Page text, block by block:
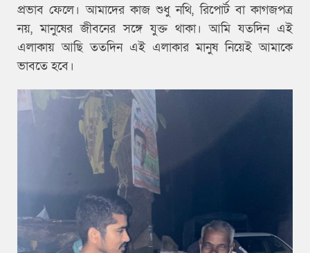
প্রভাব ফেলে। আমাদের কাজ শুধু নথি, রিপোর্ট বা কাগজপত্র
নয়, মানুষের জীবনের সঙ্গে যুক্ত থাকা। আমি যতদিন এই
এলাকায় আছি ততদিন এই এলাকার মানুষ নিয়েই আমাকে
ভাবতে হবে।